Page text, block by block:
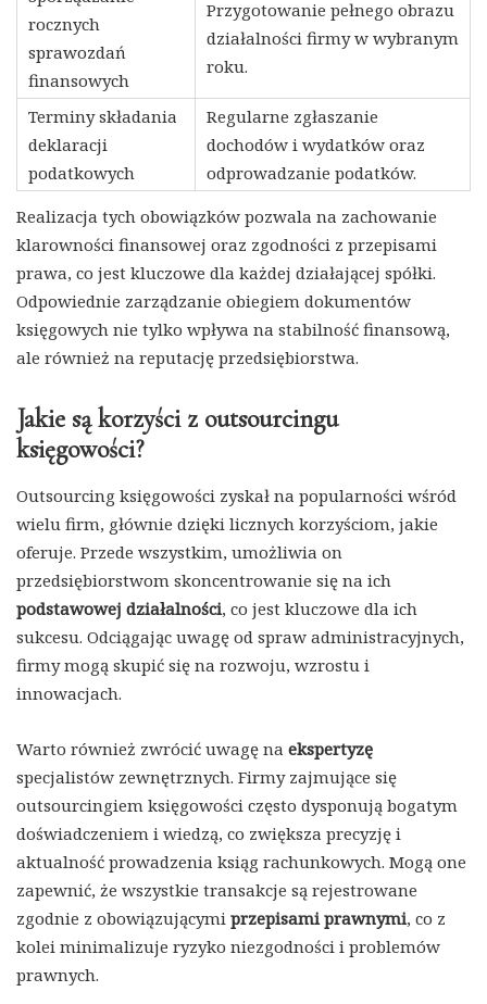
rocznych
sprawozdań
finansowych
Przygotowanie pełnego obrazu
działalności firmy w wybranym
roku.
Terminy składania
deklaracji
podatkowych
Regularne zgłaszanie
dochodów i wydatków oraz
odprowadzanie podatków.
Realizacja tych obowiązków pozwala na zachowanie
klarowności finansowej oraz zgodności z przepisami
prawa, co jest kluczowe dla każdej działającej spółki.
Odpowiednie zarządzanie obiegiem dokumentów
księgowych nie tylko wpływa na stabilność finansową,
ale również na reputację przedsiębiorstwa.
Jakie są korzyści z outsourcingu
księgowości?
Outsourcing księgowości zyskał na popularności wśród
wielu firm, głównie dzięki licznych korzyściom, jakie
oferuje. Przede wszystkim, umożliwia on
przedsiębiorstwom skoncentrowanie się na ich
podstawowej działalności, co jest kluczowe dla ich
sukcesu. Odciągając uwagę od spraw administracyjnych,
firmy mogą skupić się na rozwoju, wzrostu i
innowacjach.
Warto również zwrócić uwagę na ekspertyzę
specjalistów zewnętrznych. Firmy zajmujące się
outsourcingiem księgowości często dysponują bogatym
doświadczeniem i wiedzą, co zwiększa precyzję i
aktualność prowadzenia ksiąg rachunkowych. Mogą one
zapewnić, że wszystkie transakcje są rejestrowane
zgodnie z obowiązującymi przepisami prawnymi, co z
kolei minimalizuje ryzyko niezgodności i problemów
prawnych.